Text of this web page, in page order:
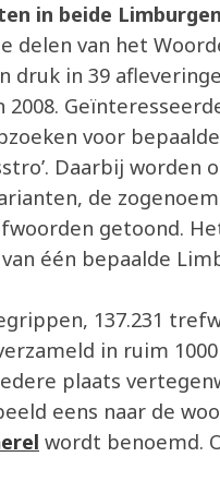
in beide
delen van het
druk in 39
2008.
voor
Daarbij worden
de
getoond.
één bepaalde
137.231
in ruim
plaats
eens naar de
wordt benoemd.